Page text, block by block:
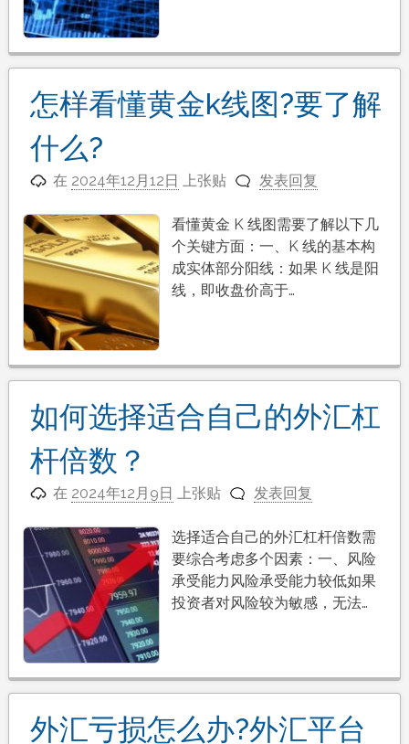
怎样看懂黄金k线图?要了解
什么?
在 2024年12月12日 上张贴 发表回复
看懂黄金 K 线图需要了解以下几
个关键方面：一、K 线的基本构
成实体部分阳线：如果 K 线是阳
线，即收盘价高于…
如何选择适合自己的外汇杠
杆倍数？
在 2024年12月9日 上张贴 发表回复
选择适合自己的外汇杠杆倍数需
要综合考虑多个因素：一、风险
承受能力风险承受能力较低如果
投资者对风险较为敏感，无法…
外汇亏损怎么办?外汇平台